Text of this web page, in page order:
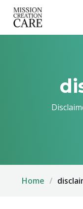
Home